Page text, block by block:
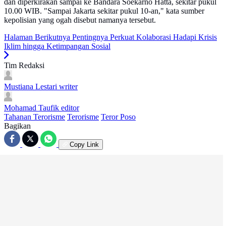
dan diperkirakan sampai ke Bandara Soekarno Hatta, sekitar pukul
10.00 WIB. "Sampai Jakarta sekitar pukul 10-an," kata sumber
kepolisian yang ogah disebut namanya tersebut.
Halaman Berikutnya Pentingnya Perkuat Kolaborasi Hadapi Krisis
Iklim hingga Ketimpangan Sosial
Tim Redaksi
Mustiana Lestari writer
Mohamad Taufik editor
Tahanan Terorisme Terorisme Teror Poso
Bagikan
Copy Link